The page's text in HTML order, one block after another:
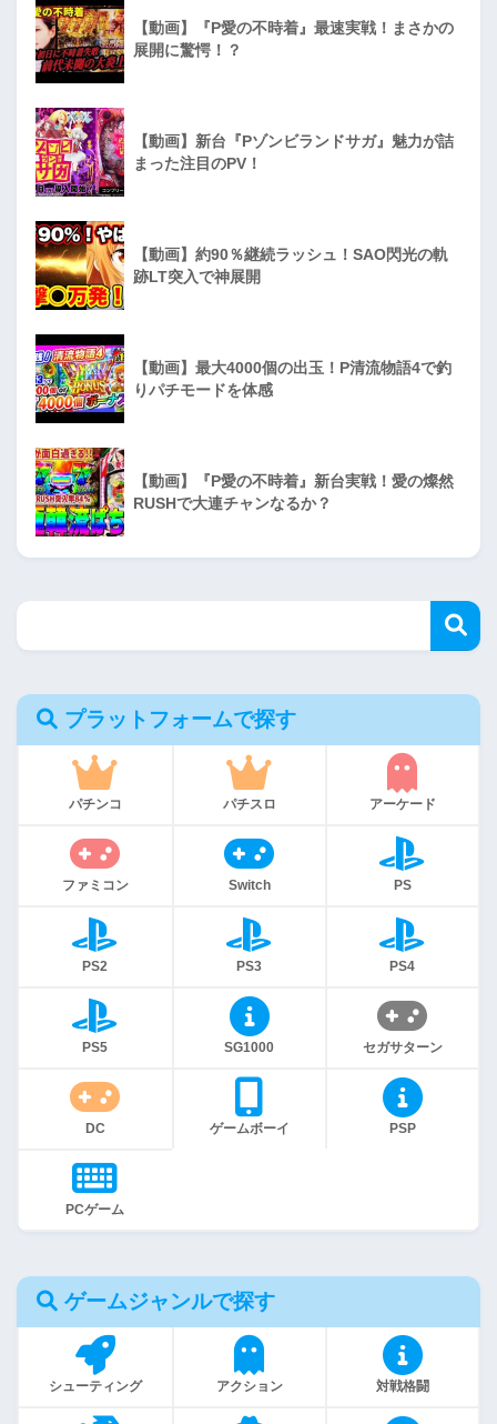
【動画】『P愛の不時着』最速実戦！まさかの
展開に驚愕！？
【動画】新台『Pゾンビランドサガ』魅力が詰
まった注目のPV！
【動画】約90％継続ラッシュ！SAO閃光の軌
跡LT突入で神展開
【動画】最大4000個の出玉！P清流物語4で釣
りパチモードを体感
【動画】『P愛の不時着』新台実戦！愛の燦然
RUSHで大連チャンなるか？
プラットフォームで探す
パチンコ パチスロ アーケード
ファミコン Switch PS
PS2 PS3 PS4
PS5 SG1000 セガサターン
DC ゲームボーイ PSP
PCゲーム
ゲームジャンルで探す
シューティング アクション 対戦格闘